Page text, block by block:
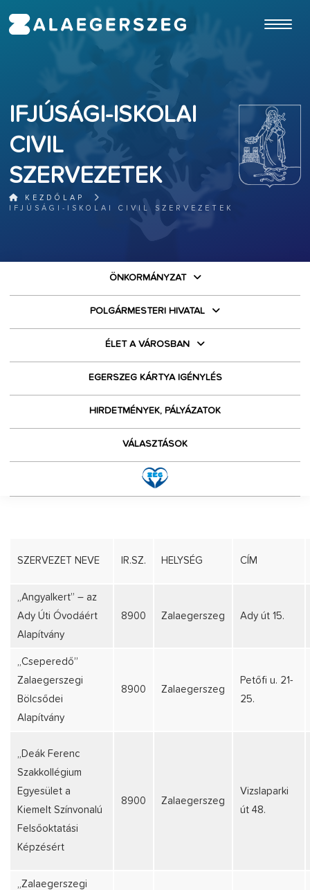
IFJÚSÁGI-ISKOLAI
CIVIL
SZERVEZETEK
KEZDŐLAP
IFJÚSÁGI-ISKOLAI CIVIL SZERVEZETEK
ÖNKORMÁNYZAT
POLGÁRMESTERI HIVATAL
ÉLET A VÁROSBAN
EGERSZEG KÁRTYA IGÉNYLÉS
HIRDETMÉNYEK, PÁLYÁZATOK
VÁLASZTÁSOK
SZERVEZET NEVE IR.SZ. HELYSÉG CÍM
„Angyalkert” – az
Ady Úti Óvodáért
Alapítvány
8900 Zalaegerszeg Ady út 15.
„Cseperedő”
Zalaegerszegi
Bölcsődei
Alapítvány
8900 Zalaegerszeg
Petőfi u. 21-
25.
„Deák Ferenc
Szakkollégium
Egyesület a
Kiemelt Színvonalú
Felsőoktatási
Képzésért
8900 Zalaegerszeg
Vizslaparki
út 48.
„Zalaegerszegi